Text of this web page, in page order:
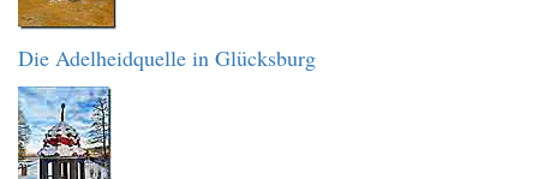
Die Adelheidquelle in Glücksburg